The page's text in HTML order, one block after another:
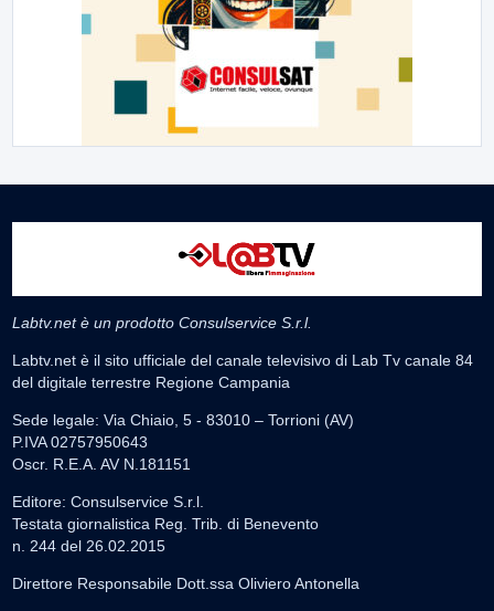
Labtv.net è un prodotto Consulservice S.r.l.
Labtv.net è il sito ufficiale del canale televisivo di Lab Tv canale 84
del digitale terrestre Regione Campania
Sede legale: Via Chiaio, 5 - 83010 – Torrioni (AV)
P.IVA 02757950643
Oscr. R.E.A. AV N.181151
Editore: Consulservice S.r.l.
Testata giornalistica Reg. Trib. di Benevento
n. 244 del 26.02.2015
Direttore Responsabile Dott.ssa Oliviero Antonella